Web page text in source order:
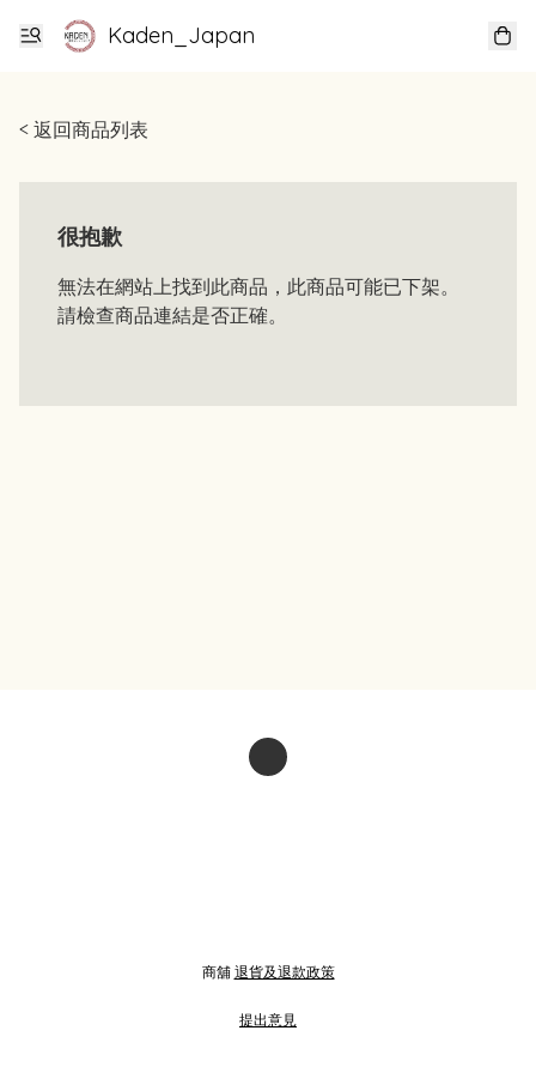
Kaden_Japan
< 返回商品列表
很抱歉
無法在網站上找到此商品，此商品可能已下架。
請檢查商品連結是否正確。
商舖 退貨及退款政策
提出意見